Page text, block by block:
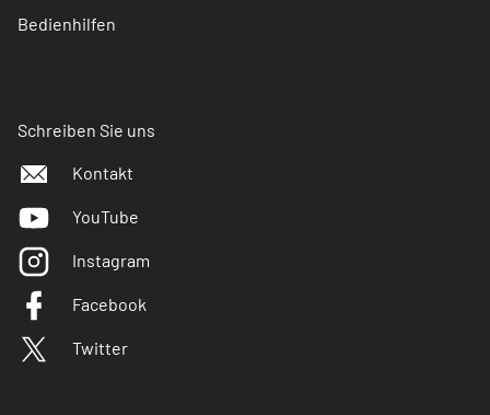
Bedienhilfen
Schreiben Sie uns
Kontakt
YouTube
Instagram
Facebook
Twitter